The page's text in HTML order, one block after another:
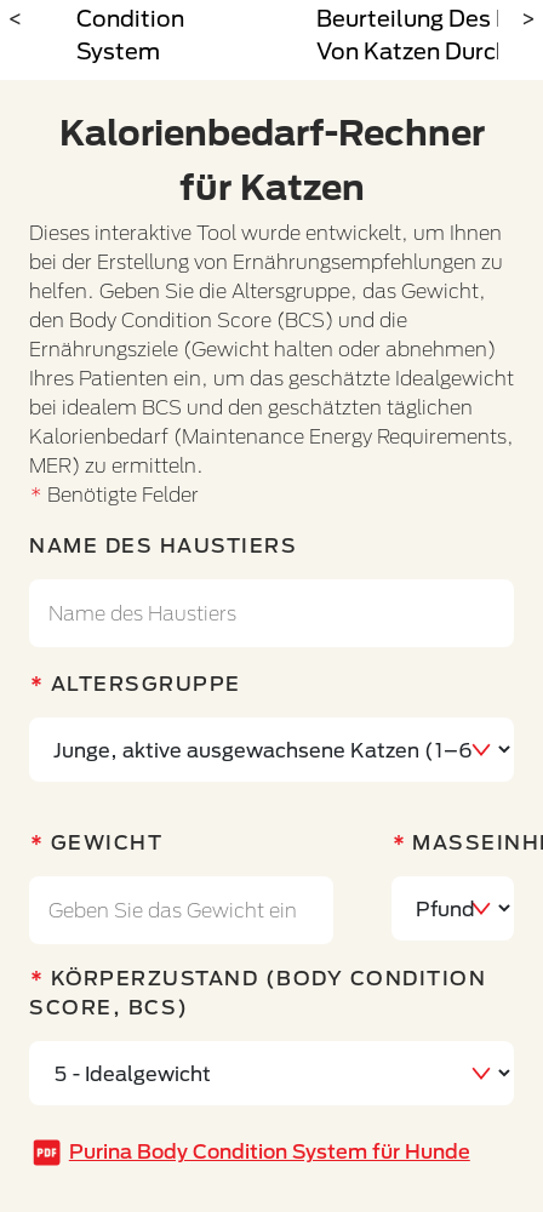
< >
Condition
System
Beurteilung Des
Von Katzen
Kalorienbedarf-Rechner
für Katzen
Dieses interaktive Tool wurde entwickelt, um Ihnen
bei der Erstellung von Ernährungsempfehlungen zu
helfen. Geben Sie die Altersgruppe, das Gewicht,
den Body Condition Score (BCS) und die
Ernährungsziele (Gewicht halten oder abnehmen)
Ihres Patienten ein, um das geschätzte Idealgewicht
bei idealem BCS und den geschätzten täglichen
Kalorienbedarf (Maintenance Energy Requirements,
MER) zu ermitteln.
Benötigte Felder
NAME DES HAUSTIERS
ALTERSGRUPPE
GEWICHT
KÖRPERZUSTAND (BODY CONDITION
SCORE, BCS)
Purina Body Condition System für Hunde